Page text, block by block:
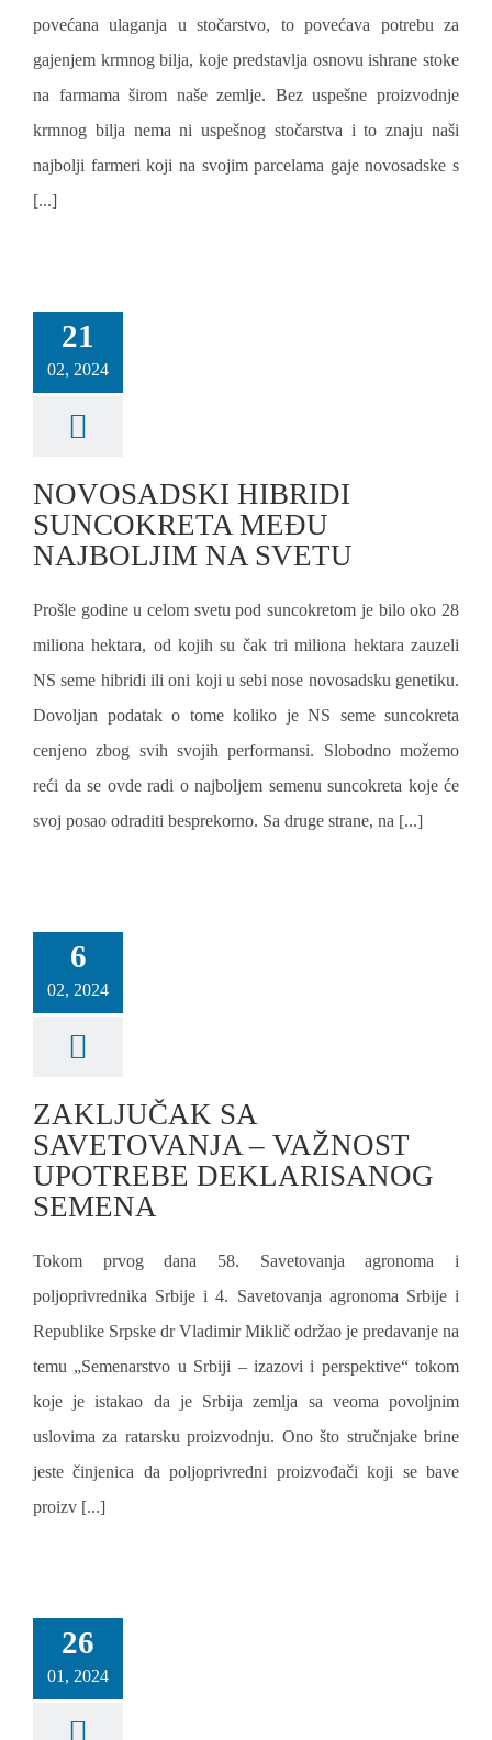
povećana ulaganja u stočarstvo, to povećava potrebu za
gajenjem krmnog bilja, koje predstavlja osnovu ishrane stoke
na farmama širom naše zemlje. Bez uspešne proizvodnje
krmnog bilja nema ni uspešnog stočarstva i to znaju naši
najbolji farmeri koji na svojim parcelama gaje novosadske s
[...]
21
02, 2024
NOVOSADSKI HIBRIDI
SUNCOKRETA MEĐU
NAJBOLJIM NA SVETU
Prošle godine u celom svetu pod suncokretom je bilo oko 28
miliona hektara, od kojih su čak tri miliona hektara zauzeli
NS seme hibridi ili oni koji u sebi nose novosadsku genetiku.
Dovoljan podatak o tome koliko je NS seme suncokreta
cenjeno zbog svih svojih performansi. Slobodno možemo
reći da se ovde radi o najboljem semenu suncokreta koje će
svoj posao odraditi besprekorno. Sa druge strane, na [...]
6
02, 2024
ZAKLJUČAK SA
SAVETOVANJA – VAŽNOST
UPOTREBE DEKLARISANOG
SEMENA
Tokom prvog dana 58. Savetovanja agronoma i
poljoprivrednika Srbije i 4. Savetovanja agronoma Srbije i
Republike Srpske dr Vladimir Miklič održao je predavanje na
temu „Semenarstvo u Srbiji – izazovi i perspektive“ tokom
koje je istakao da je Srbija zemlja sa veoma povoljnim
uslovima za ratarsku proizvodnju. Ono što stručnjake brine
jeste činjenica da poljoprivredni proizvođači koji se bave
proizv [...]
26
01, 2024